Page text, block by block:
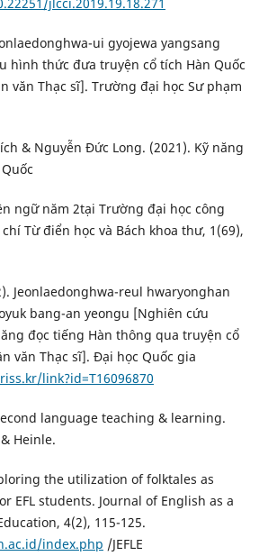
jlcci.2019.19.18.271
ui gyojewa yangsang
hình thức đưa truyện cổ tích Hàn Quốc
văn Thạc sĩ]. Trường đại học Sư phạm
& Nguyễn Đức Long. (2021). Kỹ năng
ngữ năm 2tại Trường đại học công
Từ điển học và Bách khoa thư, 1(69),
Jeonlaedonghwa-reul hwaryonghan
bang-an yeongu [Nghiên cứu
đọc tiếng Hàn thông qua truyện cổ
văn Thạc sĩ]. Đại học Quốc gia
link?id=T16096870
language teaching & learning.
Heinle.
the utilization of folktales as
EFL students. Journal of English as a
4(2), 115-125.
index.php /JEFLE